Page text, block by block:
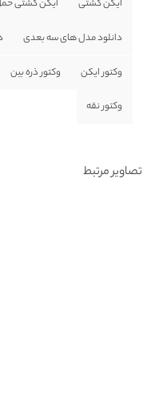
ایکن کشتی ایکن کشتی
دانلود مدل های سه بعدی
وکتور ایکن وکتور ذره بین
وکتور نقه
تصاویر مرتبط